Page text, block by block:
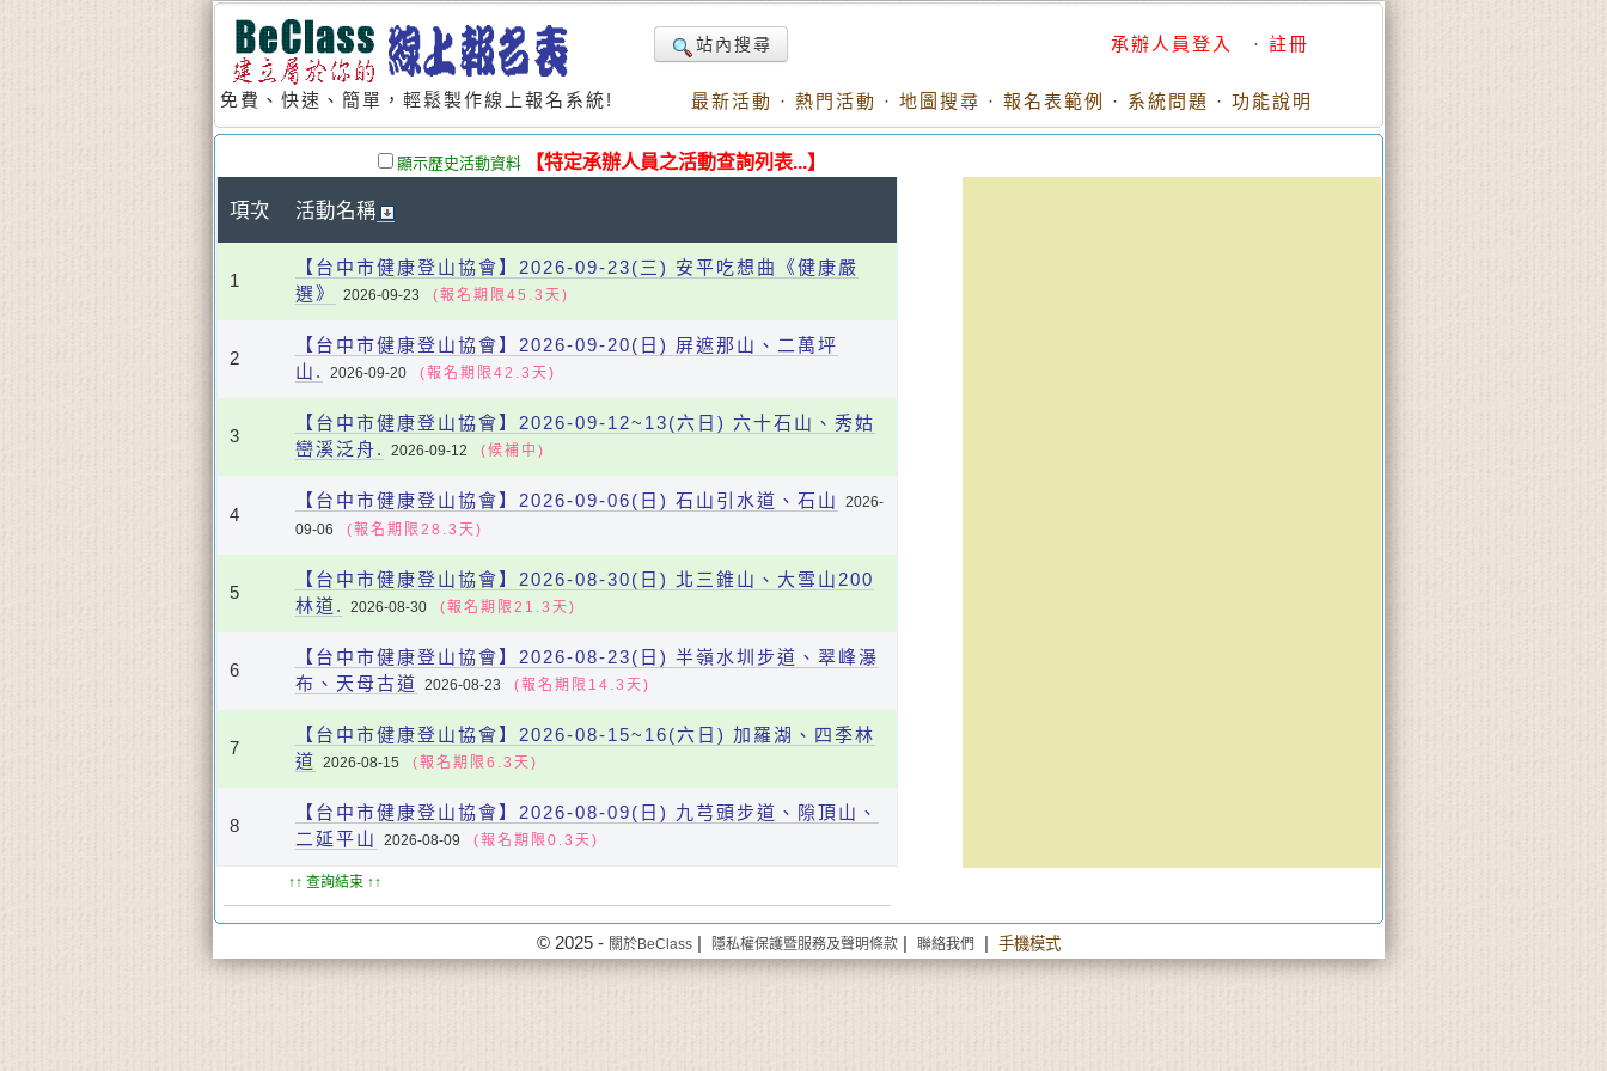
免費、快速、簡單，輕鬆製作線上報名系統!
站內搜尋 承辦人員登入 · 註冊
最新活動 · 熱門活動 · 地圖搜尋 · 報名表範例 · 系統問題 · 功能說明
顯示歷史活動資料 【特定承辦人員之活動查詢列表...】
項次 活動名稱
1
【台中市健康登山協會】2026-09-23(三) 安平吃想曲《健康嚴
選》
2026-09-23 (報名期限45.3天)
2
【台中市健康登山協會】2026-09-20(日) 屏遮那山、二萬坪
山.
2026-09-20 (報名期限42.3天)
3
【台中市健康登山協會】2026-09-12~13(六日) 六十石山、秀姑
巒溪泛舟.
2026-09-12 (候補中)
4
【台中市健康登山協會】2026-09-06(日) 石山引水道、石山
2026-
09-06
(報名期限28.3天)
5
【台中市健康登山協會】2026-08-30(日) 北三錐山、大雪山200
林道.
2026-08-30 (報名期限21.3天)
6
【台中市健康登山協會】2026-08-23(日) 半嶺水圳步道、翠峰瀑
布、天母古道 2026-08-23 (報名期限14.3天)
7
【台中市健康登山協會】2026-08-15~16(六日) 加羅湖、四季林
道 2026-08-15 (報名期限6.3天)
8
【台中市健康登山協會】2026-08-09(日) 九芎頭步道、隙頂山、
二延平山
2026-08-09 (報名期限0.3天)
↑↑ 查詢結束 ↑↑
© 2025 - 關於BeClass | 隱私權保護暨服務及聲明條款 | 聯絡我們 | 手機模式